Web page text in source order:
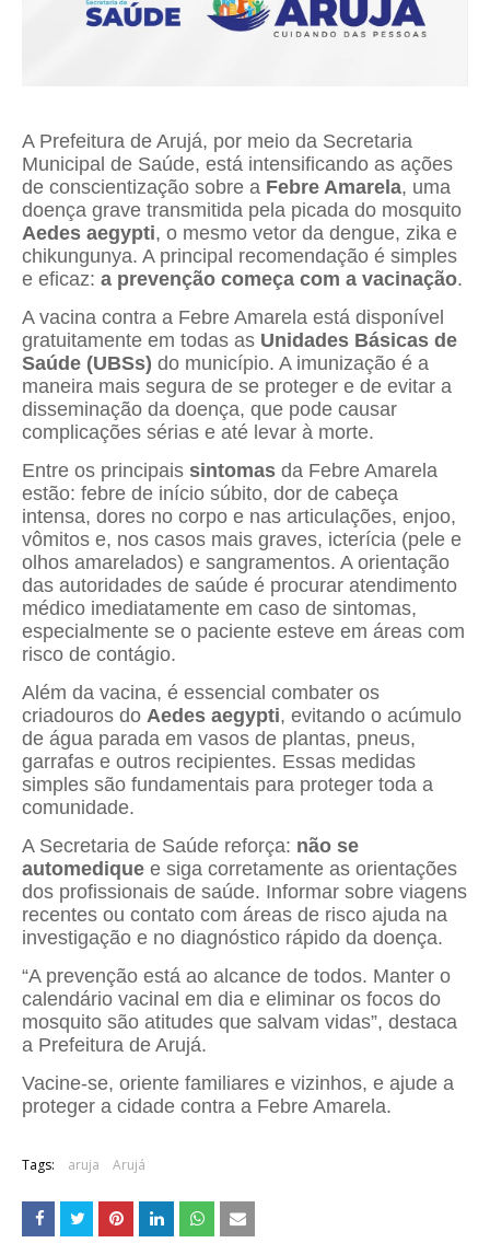
A Prefeitura de Arujá, por meio da Secretaria
Municipal de Saúde, está intensificando as ações
de conscientização sobre a Febre Amarela, uma
doença grave transmitida pela picada do mosquito
Aedes aegypti, o mesmo vetor da dengue, zika e
chikungunya. A principal recomendação é simples
e eficaz: a prevenção começa com a vacinação.
A vacina contra a Febre Amarela está disponível
gratuitamente em todas as Unidades Básicas de
Saúde (UBSs) do município. A imunização é a
maneira mais segura de se proteger e de evitar a
disseminação da doença, que pode causar
complicações sérias e até levar à morte.
Entre os principais sintomas da Febre Amarela
estão: febre de início súbito, dor de cabeça
intensa, dores no corpo e nas articulações, enjoo,
vômitos e, nos casos mais graves, icterícia (pele e
olhos amarelados) e sangramentos. A orientação
das autoridades de saúde é procurar atendimento
médico imediatamente em caso de sintomas,
especialmente se o paciente esteve em áreas com
risco de contágio.
Além da vacina, é essencial combater os
criadouros do Aedes aegypti, evitando o acúmulo
de água parada em vasos de plantas, pneus,
garrafas e outros recipientes. Essas medidas
simples são fundamentais para proteger toda a
comunidade.
A Secretaria de Saúde reforça: não se
automedique e siga corretamente as orientações
dos profissionais de saúde. Informar sobre viagens
recentes ou contato com áreas de risco ajuda na
investigação e no diagnóstico rápido da doença.
“A prevenção está ao alcance de todos. Manter o
calendário vacinal em dia e eliminar os focos do
mosquito são atitudes que salvam vidas”, destaca
a Prefeitura de Arujá.
Vacine-se, oriente familiares e vizinhos, e ajude a
proteger a cidade contra a Febre Amarela.
Tags: aruja Arujá